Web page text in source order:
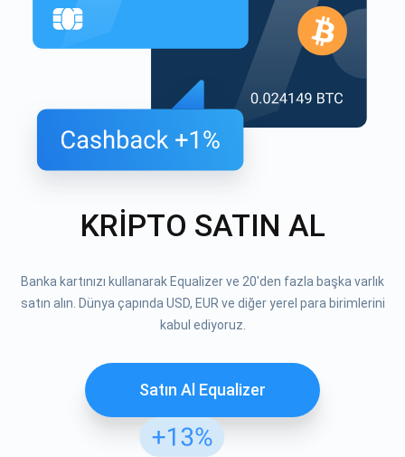
KRİPTO SATIN AL
Banka kartınızı kullanarak Equalizer ve 20'den fazla başka varlık
satın alın. Dünya çapında USD, EUR ve diğer yerel para birimlerini
kabul ediyoruz.
Satın Al Equalizer